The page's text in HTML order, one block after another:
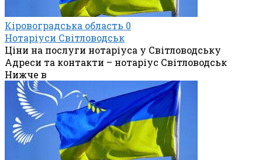
Кіровоградська область 0
Нотаріуси Світловодськ
Ціни на послуги нотаріуса у Світловодську
Адреси та контакти – нотаріус Світловодськ
Нижче в